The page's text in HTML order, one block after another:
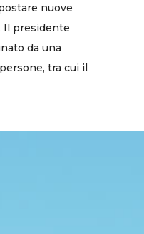
nuove
Il presidente
da una
tra cui il